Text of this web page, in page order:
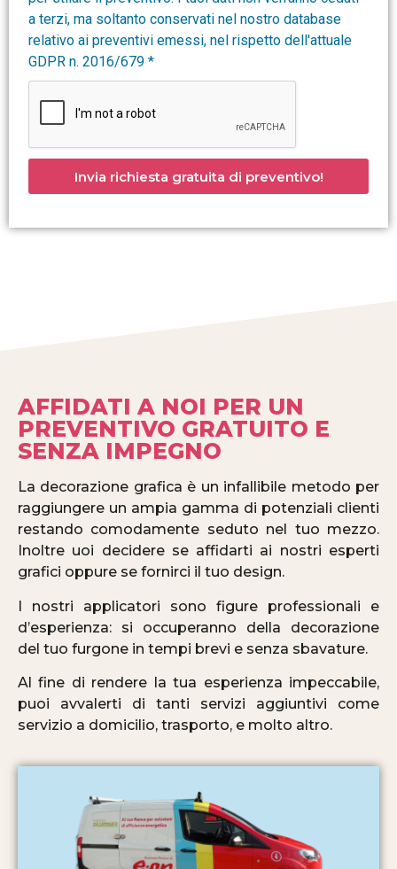
a terzi, ma soltanto conservati nel nostro database
relativo ai preventivi emessi, nel rispetto dell'attuale
GDPR n. 2016/679 *
Invia richiesta gratuita di preventivo!
AFFIDATI A NOI PER UN
PREVENTIVO GRATUITO E
SENZA IMPEGNO
La decorazione grafica è un infallibile metodo per
raggiungere un ampia gamma di potenziali clienti
restando comodamente seduto nel tuo mezzo.
Inoltre uoi decidere se affidarti ai nostri esperti
grafici oppure se fornirci il tuo design.
I nostri applicatori sono figure professionali e
d’esperienza: si occuperanno della decorazione
del tuo furgone in tempi brevi e senza sbavature.
Al fine di rendere la tua esperienza impeccabile,
puoi avvalerti di tanti servizi aggiuntivi come
servizio a domicilio, trasporto, e molto altro.